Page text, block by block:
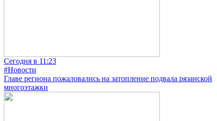
Сегодня в 11:23
#Новости
Главе региона пожаловались на затопление подвала рязанской
многоэтажки